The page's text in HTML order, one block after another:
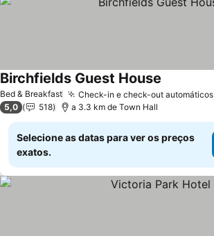
Bed & Breakfast Check-in e check-out automáticos
Birchfields Guest House
5,0 518 a 3.3 km de Town Hall
Selecione as datas para ver os preços
exatos.